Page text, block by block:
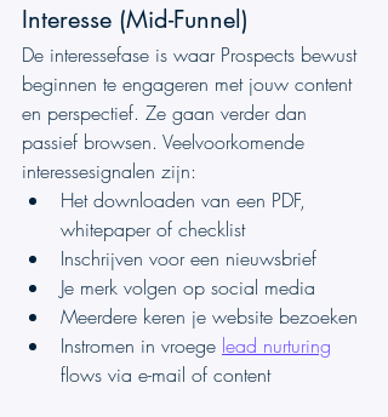
Interesse (Mid-Funnel)
De interessefase is waar Prospects bewust
beginnen te engageren met jouw content
en perspectief. Ze gaan verder dan
passief browsen. Veelvoorkomende
interessesignalen zijn:
Het downloaden van een PDF,
whitepaper of checklist
Inschrijven voor een nieuwsbrief
Je merk volgen op social media
Meerdere keren je website bezoeken
Instromen in vroege lead nurturing
flows via e-mail of content